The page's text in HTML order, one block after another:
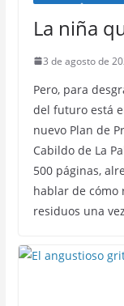
La niña
3 de agosto de
Pero, para
del futuro está
nuevo Plan de
Cabildo de La
500 páginas,
hablar de cómo
residuos una